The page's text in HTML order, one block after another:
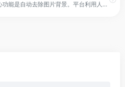
在线 AI 抠图工具，核心功能是自动去除图片背景。平台利用人工智能模型识别图像中的主体，并在短时间内生成透明背景图片。用户无需使用专业修图软件或手动描边，即可完成基础抠图操作。